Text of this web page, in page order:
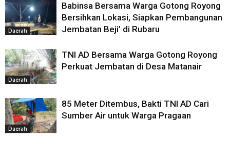
Daerah
Babinsa Bersama Warga Gotong Royong
Bersihkan Lokasi, Siapkan Pembangunan
Jembatan Beji’ di Rubaru
Daerah
TNI AD Bersama Warga Gotong Royong
Perkuat Jembatan di Desa Matanair
Daerah
85 Meter Ditembus, Bakti TNI AD Cari
Sumber Air untuk Warga Pragaan